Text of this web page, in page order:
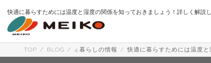
ン
ス
ビ
ン
快適に暮らすためには温度と湿度の関係を知っておきましょう！詳しく解説
TOP BLOG 4.暮らしの情報 快適に暮らすためには温度